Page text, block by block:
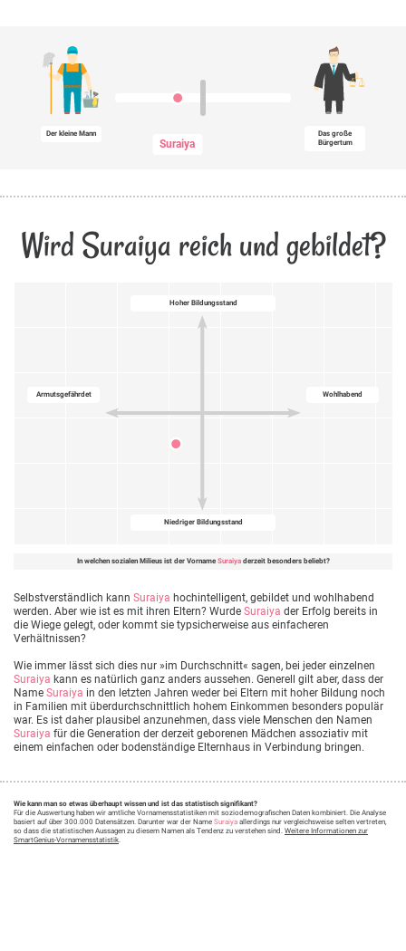
Der kleine Mann
Suraiya
Das große
Bürgertum
Wird Suraiya reich und gebildet?
Hoher Bildungsstand
Wohlhabend
Niedriger Bildungsstand
Armutsgefährdet
In welchen sozialen Milieus ist der Vorname Suraiyaderzeit besonders beliebt?
Selbstverständlich kann Suraiya hochintelligent, gebildet und wohlhabend
werden. Aber wie ist es mit ihren Eltern? Wurde Suraiya der Erfolg bereits in
die Wiege gelegt, oder kommt sie typsicherweise aus einfacheren
Verhältnissen?
Wie immer lässt sich dies nur »im Durchschnitt« sagen, bei jeder einzelnen
Suraiya kann es natürlich ganz anders aussehen. Generell gilt aber, dass der
Name Suraiya in den letzten Jahren weder bei Eltern mit hoher Bildung noch
in Familien mit überdurchschnittlich hohem Einkommen besonders populär
war. Es ist daher plausibel anzunehmen, dass viele Menschen den Namen
Suraiya für die Generation der derzeit geborenen Mädchen assoziativ mit
einem einfachen oder bodenständige Elternhaus in Verbindung bringen.
Wie kann man so etwas überhaupt wissen und ist das statistisch signifikant?
Für die Auswertung haben wir amtliche Vornamensstatistiken mit soziodemografischen Daten kombiniert. Die Analyse
basiert auf über 300.000 Datensätzen. Darunter war der Name Suraiya allerdings nur vergleichsweise selten vertreten,
so dass die statistischen Aussagen zu diesem Namen als Tendenz zu verstehen sind. Weitere Informationen zur
SmartGenius-Vornamensstatistik.